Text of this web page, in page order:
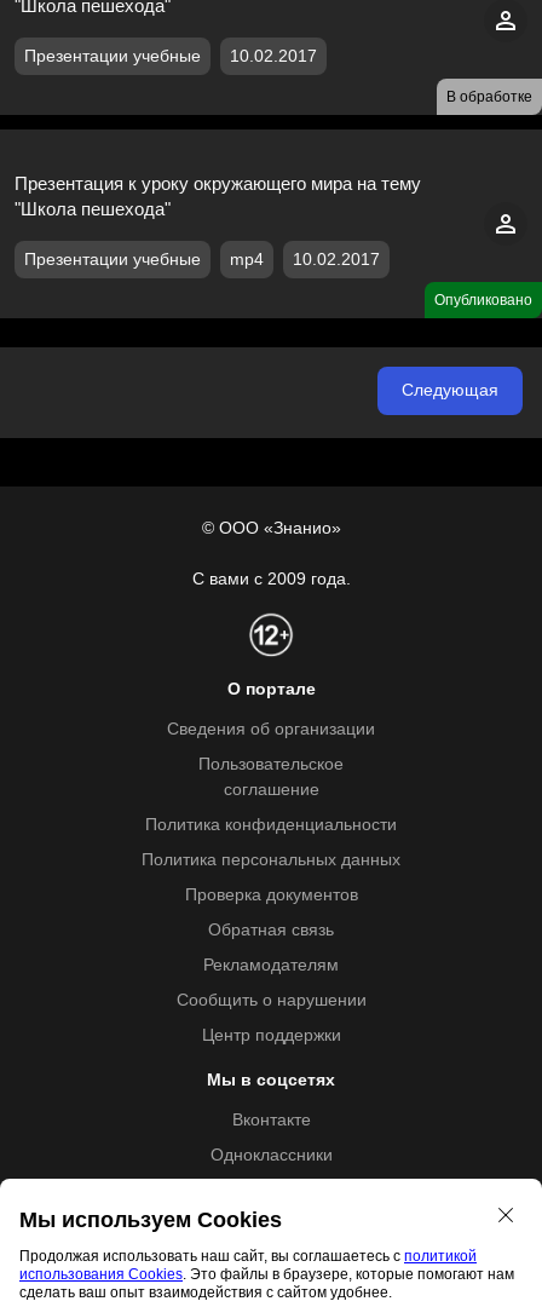
В обработке
"Школа пешехода"
Презентации учебные 10.02.2017
Опубликовано
Презентация к уроку окружающего мира на тему
"Школа пешехода"
Презентации учебные mp4 10.02.2017
Следующая
© ООО «Знанио»
С вами с 2009 года.
О портале
Сведения об организации
Пользовательское
соглашение
Политика конфиденциальности
Политика персональных данных
Проверка документов
Обратная связь
Рекламодателям
Сообщить о нарушении
Центр поддержки
Мы в соцсетях
Вконтакте
Одноклассники
Образовательная лицензия №5257 от 09.09.2020 (Л035-
Мы используем Cookies
Продолжая использовать наш сайт, вы соглашаетесь с политикой
использования Cookies. Это файлы в браузере, которые помогают нам
сделать ваш опыт взаимодействия с сайтом удобнее.